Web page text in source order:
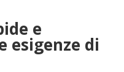
e
esigenze di